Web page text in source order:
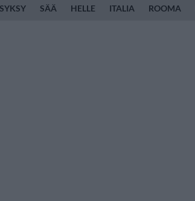
SYKSY SÄÄ HELLE ITALIA ROOMA